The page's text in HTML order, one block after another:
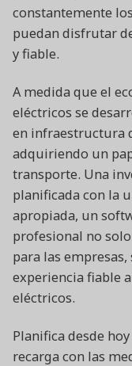
constantemente
puedan disfrutar
y fiable.
A medida que el
eléctricos se
en infraestructura
adquiriendo un
transporte. Una
planificada con la
apropiada, un
profesional no
para las
experiencia fiable
eléctricos.
Planifica desde
recarga con las